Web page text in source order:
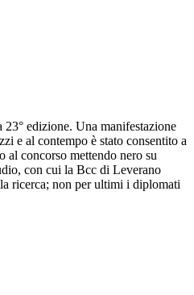
edizione. Una manifestazione
e al contempo è stato consentito a
al concorso mettendo nero su
con cui la Bcc di Leverano
ricerca; non per ultimi i diplomati